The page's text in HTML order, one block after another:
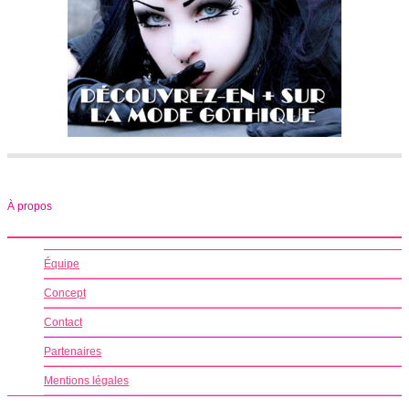
À propos
Équipe
Concept
Contact
Partenaires
Mentions légales